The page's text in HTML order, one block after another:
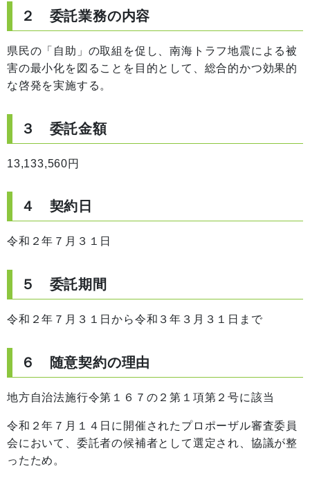
２ 委託業務の内容
県民の「自助」の取組を促し、南海トラフ地震による被
害の最小化を図ることを目的として、総合的かつ効果的
な啓発を実施する。
３ 委託金額
13,133,560円
４ 契約日
令和２年７月３１日
５ 委託期間
令和２年７月３１日から令和３年３月３１日まで
６ 随意契約の理由
地方自治法施行令第１６７の２第１項第２号に該当
令和２年７月１４日に開催されたプロポーザル審査委員
会において、委託者の候補者として選定され、協議が整
ったため。